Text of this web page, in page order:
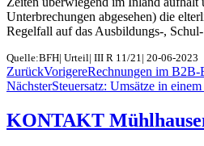
Unterbrechungen abgesehen) die
Regelfall auf das Ausbildungs-,
Quelle:BFH| Urteil| III R 11/21| 20-06-2023
ZurückVorigereRechnungen im B2B-
NächsterSteuersatz: Umsätze in
KONTAKT